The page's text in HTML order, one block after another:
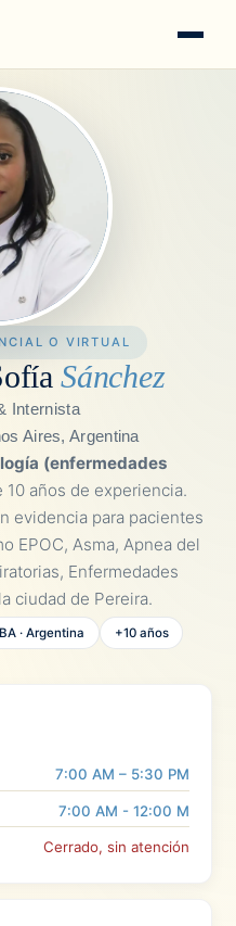
O VIRTUAL
Sánchez
Internista
Aires, Argentina
(enfermedades
10 años de experiencia.
evidencia para pacientes
EPOC, Asma, Apnea del
Enfermedades
ciudad de Pereira.
· Argentina +10 años
7:00 AM – 5:30 PM
7:00 AM - 12:00 M
Cerrado, sin atención